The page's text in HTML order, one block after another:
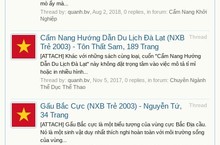
mò ấy mà...
Thread by: quanh.bv Aug 2, 2018 , 0 replies, in forum: Cẩm Nang Khởi
Nghiệp
Thread
Cẩm Nang Hướng Dẫn Du Lịch Đà Lạt (NXB
Trẻ 2003) - Tôn Thất Sam, 189 Trang
[ATTACH] Khác với những sách cùng loại, cuốn "Cẩm Nang Hướng
Dẫn Du Lịch Đà Lạt" này không đặt trọng tâm vào việc mô tả tỉ mỉ
hoặc in nhiều hình...
Thread by: quanh.bv Nov 5, 2017 , 0 replies, in forum: Chuyên Ngành
Thể Dục Thể Thao
Thread
Gấu Bắc Cực (NXB Trẻ 2003) - Nguyễn Tứ,
34 Trang
[ATTACH] Gấu Bắc cực là một biểu tượng của vùng cực Bắc Địa cầu.
Nó là một sinh vật duy nhất thích nghi hoàn toàn với môi trường sống
của vùng...